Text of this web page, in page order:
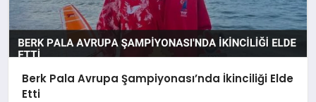
Berk Pala Avrupa Şampiyonası’nda İkinciliği Elde
Etti